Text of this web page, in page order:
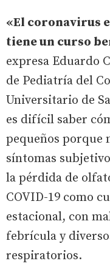
«El coronavirus
tiene un curso
expresa Eduardo
de Pediatría del
Universitario de
es difícil saber
pequeños porque
síntomas
la pérdida de
COVID-19 como
estacional, con
febrícula y
respiratorios.